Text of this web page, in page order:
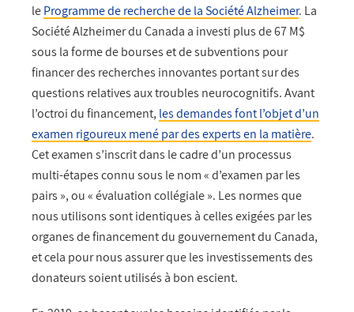
leProgramme de recherche de la Société Alzheimer. La
Société Alzheimer du Canada a investi plus de 67 M$
sous la forme de bourses et de subventions pour
financer des recherches innovantes portant sur des
questions relatives aux troubles neurocognitifs. Avant
l’octroi du financement, les demandes font l’objet d’un
examen rigoureux mené par des experts en la matière.
Cet examen s’inscrit dans le cadre d’un processus
multi-étapes connu sous le nom « d’examen par les
pairs », ou « évaluation collégiale ». Les normes que
nous utilisons sont identiques à celles exigées par les
organes de financement du gouvernement du Canada,
et cela pour nous assurer que les investissements des
donateurs soient utilisés à bon escient.